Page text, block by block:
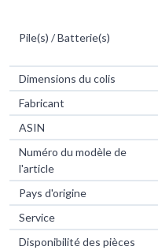
Pile(s) / Batterie(s)
Dimensions du colis
Fabricant
ASIN
Numéro du modèle de
l'article
Pays d'origine
Service
Disponibilité des pièces